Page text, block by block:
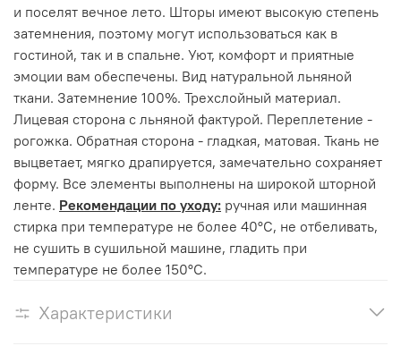
и поселят вечное лето. Шторы имеют высокую степень
затемнения, поэтому могут использоваться как в
гостиной, так и в спальне. Уют, комфорт и приятные
эмоции вам обеспечены. Вид натуральной льняной
ткани. Затемнение 100%. Трехслойный материал.
Лицевая сторона с льняной фактурой. Переплетение -
рогожка. Обратная сторона - гладкая, матовая. Ткань не
выцветает, мягко драпируется, замечательно сохраняет
форму. Все элементы выполнены на широкой шторной
ленте. Рекомендации по уходу: ручная или машинная
стирка при температуре не более 40°С, не отбеливать,
не сушить в сушильной машине, гладить при
температуре не более 150°С.
Характеристики